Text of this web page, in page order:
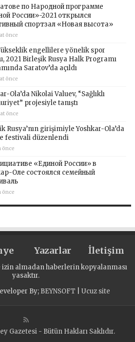
по Народной программе
России»-2021 открылся
спортзал «Новая высота»
önce
engellilere yönelik spor
2021 Birleşik Rusya Halk Programı
Saratov’da açıldı
önce
Ola’da Nikolai Valuev, “Sağlıklı
projesiyle tanıştı
önce
Rusya’nın girişimiyle Yoshkar-Ola’da
festivali düzenlendi
önce
«Единой России» в
Оле состоялся семейный
önce
Yazarlar İletişim
almadan haberlerin kopyalanması
yasaktır.
By; BEYNSOFT Ucuz site
Gazetesi - Bütün Hakları Saklıdır.